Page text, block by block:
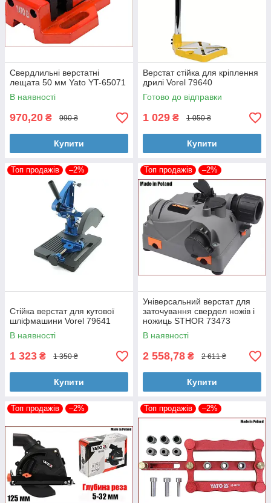
Свердлильні верстатні
лещата 50 мм Yato YT-65071
В наявності
970,20 ₴ 990 ₴
Купити
Верстат стійка для кріплення
дрилі Vorel 79640
Готово до відправки
1 029 ₴ 1 050 ₴
Купити
Топ продажів –2%
Стійка верстат для кутової
шліфмашини Vorel 79641
В наявності
1 323 ₴ 1 350 ₴
Купити
Топ продажів –2%
Універсальний верстат для
заточування свердел ножів і
ножиць STHOR 73473
В наявності
2 558,78 ₴ 2 611 ₴
Купити
Топ продажів –2% Топ продажів –2%